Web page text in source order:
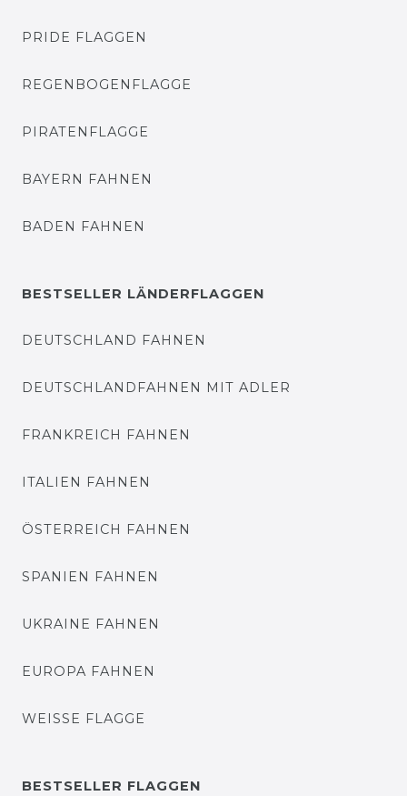
PRIDE FLAGGEN
REGENBOGENFLAGGE
PIRATENFLAGGE
BAYERN FAHNEN
BADEN FAHNEN
BESTSELLER LÄNDERFLAGGEN
DEUTSCHLAND FAHNEN
DEUTSCHLANDFAHNEN MIT ADLER
FRANKREICH FAHNEN
ITALIEN FAHNEN
ÖSTERREICH FAHNEN
SPANIEN FAHNEN
UKRAINE FAHNEN
EUROPA FAHNEN
WEISSE FLAGGE
BESTSELLER FLAGGEN